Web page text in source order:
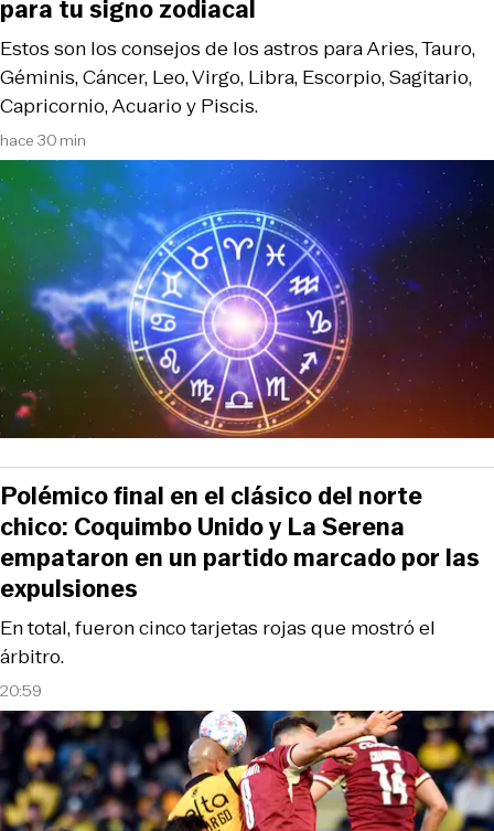
hace 30 min
Estos son los consejos de los astros para Aries, Tauro,
Géminis, Cáncer, Leo, Virgo, Libra, Escorpio, Sagitario,
Capricornio, Acuario y Piscis.
para tu signo zodiacal
20:59
En total, fueron cinco tarjetas rojas que mostró el
árbitro.
Polémico final en el clásico del norte
chico: Coquimbo Unido y La Serena
empataron en un partido marcado por las
expulsiones